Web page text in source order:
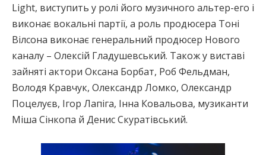
Light, виступить у ролі його музичного альтер-его і
виконає вокальні партії, а роль продюсера Тоні
Вілсона виконає генеральний продюсер Нового
каналу – Олексій Гладушевський. Також у виставі
зайняті актори Оксана Борбат, Роб Фельдман,
Володя Кравчук, Олександр Ломко, Олександр
Поцелуєв, Ігор Лапіга, Інна Ковальова, музиканти
Міша Сінкопа й Денис Скуратівський.